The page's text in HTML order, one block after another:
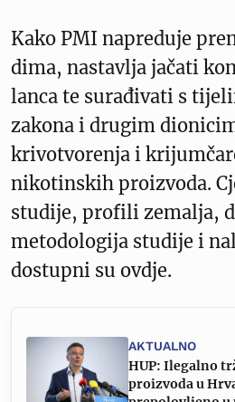
Kako PMI napreduje
dima, nastavlja jačati
lanca te surađivati s
zakona i drugim
krivotvorenja i
nikotinskih proizvoda.
studije, profili zemalja,
metodologija studije i
dostupni su ovdje.
AKTUALNO
HUP: Ilegalno
proizvoda u